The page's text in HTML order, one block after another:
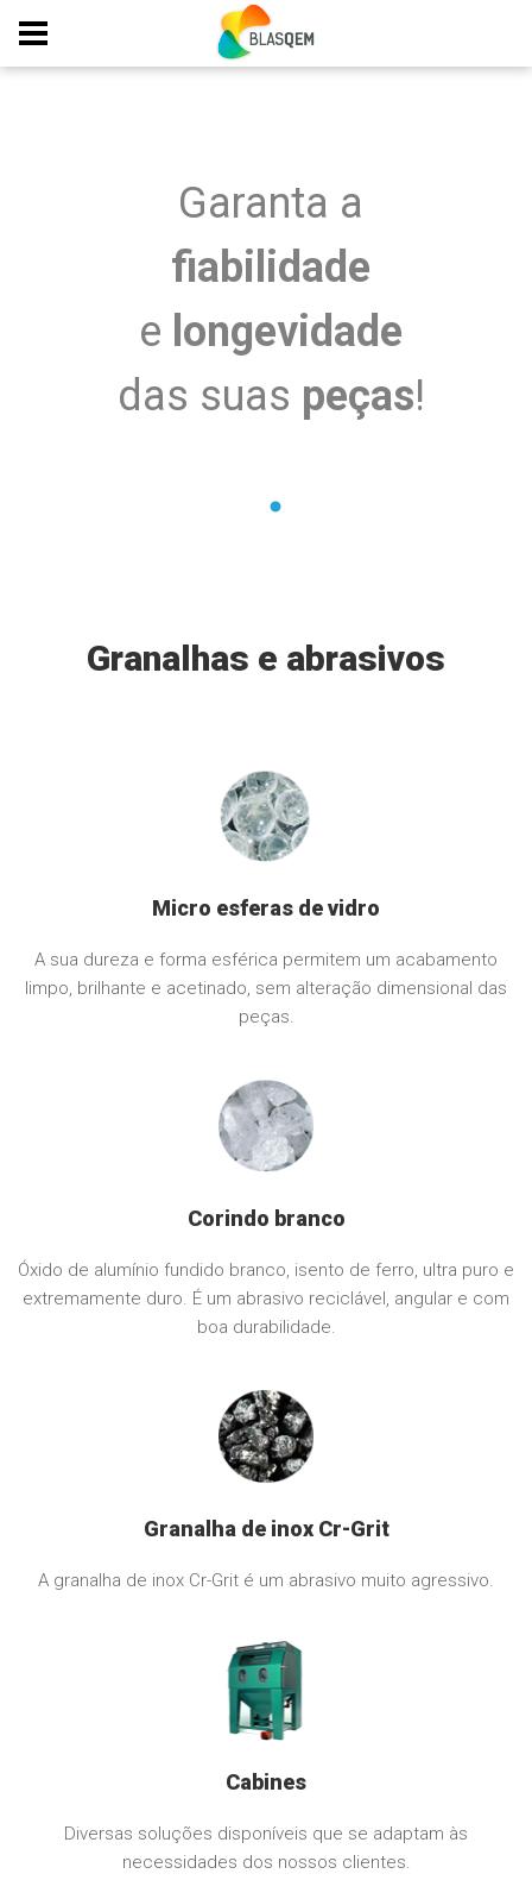
Logística Otimizada.
Elevado nível de
disponibilidade
paraentregas imediatas
Granalhas e abrasivos
Micro esferas de vidro
A sua dureza e forma esférica permitem um acabamento
limpo, brilhante e acetinado, sem alteração dimensional das
peças.
Corindo branco
Óxido de alumínio fundido branco, isento de ferro, ultra puro e
extremamente duro. É um abrasivo reciclável, angular e com
boa durabilidade.
Granalha de inox Cr-Grit
A granalha de inox Cr-Grit é um abrasivo muito agressivo.
Cabines
Diversas soluções disponíveis que se adaptam às
necessidades dos nossos clientes.